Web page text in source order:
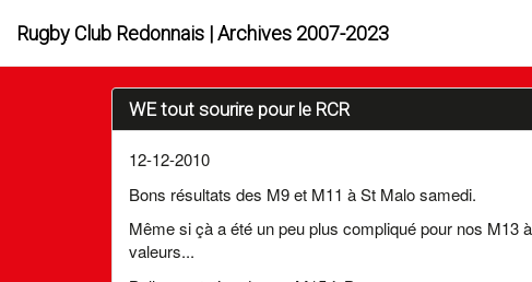
Rugby Club Redonnais | Archives 2007-2023
WE tout sourire pour le RCR
12-12-2010
Bons résultats des M9 et M11 à St Malo samedi.
Même si çà a été un peu plus compliqué pour nos M13
valeurs...